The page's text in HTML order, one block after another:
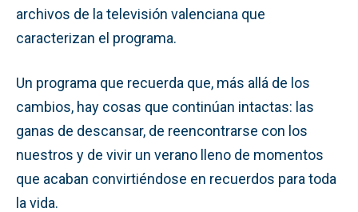
archivos de la televisión valenciana que
caracterizan el programa.
Un programa que recuerda que, más allá de los
cambios, hay cosas que continúan intactas: las
ganas de descansar, de reencontrarse con los
nuestros y de vivir un verano lleno de momentos
que acaban convirtiéndose en recuerdos para toda
la vida.